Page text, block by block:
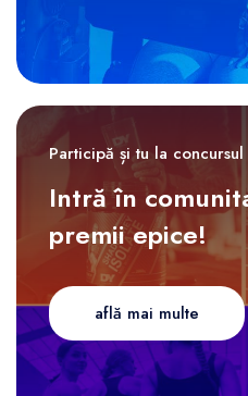
Participă și tu la
Intră în
premii epice!
află mai multe